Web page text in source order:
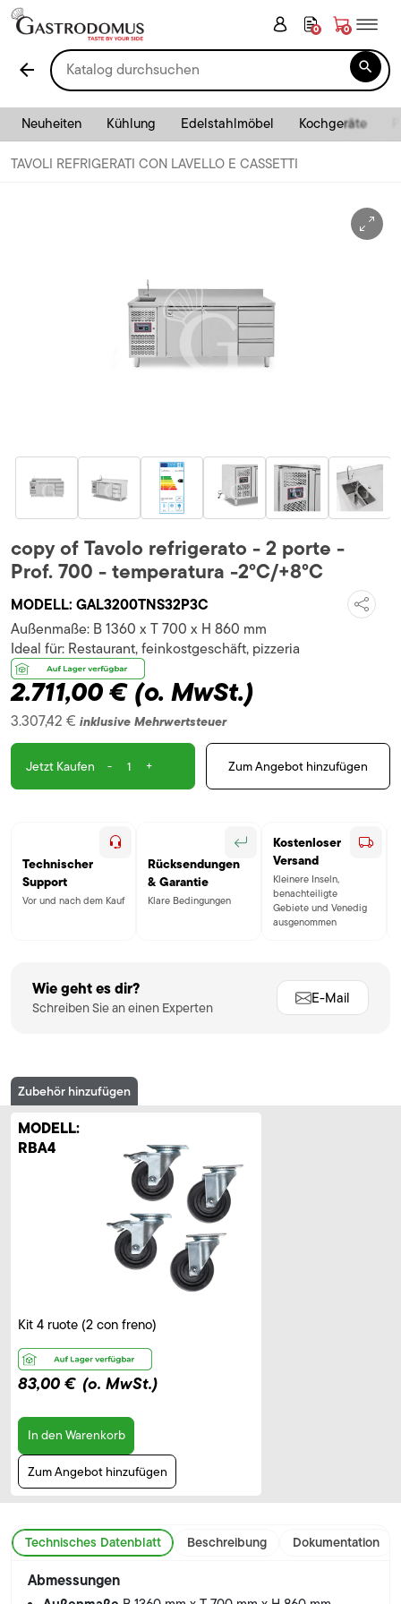
0 0
arrow_back 
Neuheiten Kühlung Edelstahlmöbel Kochgeräte
TAVOLI REFRIGERATI CON LAVELLO E CASSETTI
copy of Tavolo refrigerato - 2 porte -
Prof. 700 - temperatura -2°C/+8°C
MODELL: GAL3200TNS32P3C
Außenmaße: B 1360 x T 700 x H 860 mm
2.711,00 €(o. MwSt.)
3.307,42 € inklusive Mehrwertsteuer
Ideal für: Restaurant, feinkostgeschäft, pizzeria
Jetzt Kaufen - + Zum Angebot hinzufügen
Technischer
Support
Vor und nach dem Kauf
Rücksendungen
& Garantie
Klare Bedingungen
Kostenloser
Versand
Kleinere Inseln,
benachteiligte
Gebiete und Venedig
ausgenommen
Wie geht es dir?
Schreiben Sie an einen Experten
E-Mail
Zubehör hinzufügen
MODELL:
RBA4
Kit 4 ruote (2 con freno)
83,00 € (o. MwSt.)
In den Warenkorb
Zum Angebot hinzufügen
Technisches Datenblatt Beschreibung Dokumentation
Abmessungen